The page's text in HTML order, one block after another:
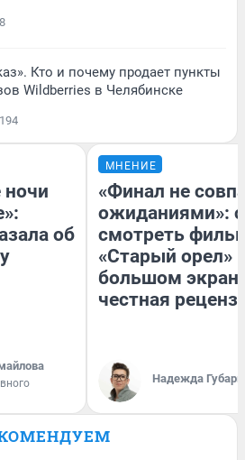
8
Кто и почему продает пункты
Wildberries в Челябинске
194
ночи
об
МНЕНИЕ
«Финал не
ожиданиями»:
смотреть
«Старый орел»
большом
честная
Надежда Губарь